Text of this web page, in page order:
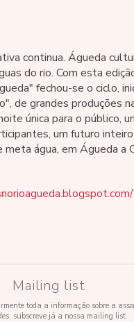
continua. Águeda
do rio. Com esta
fechou-se o ciclo,
de grandes produções
única para o público,
um futuro
meta água, em Águeda a
Mailing list
toda a informação sobre a
subscreve já a nossa mailing list.